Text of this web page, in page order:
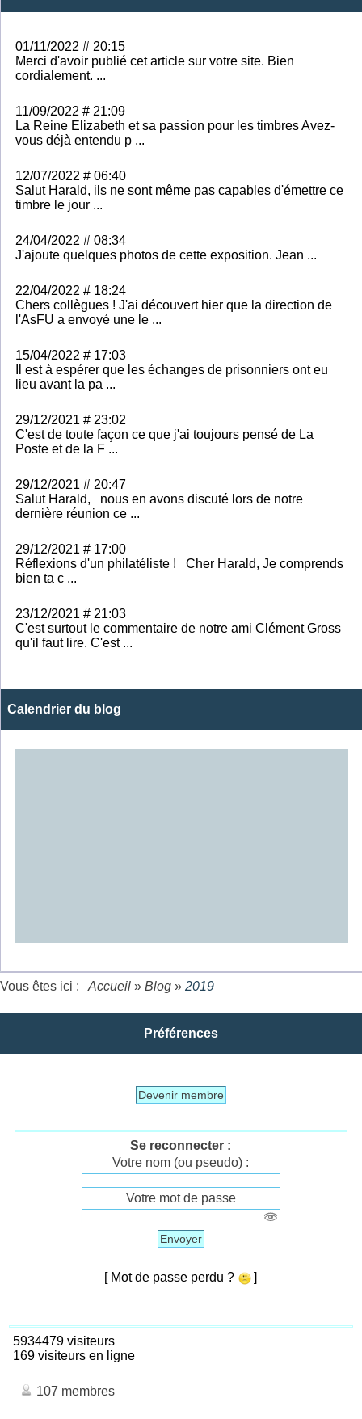
01/11/2022 # 20:15
Merci d'avoir publié cet article sur votre site. Bien
cordialement. ...
11/09/2022 # 21:09
La Reine Elizabeth et sa passion pour les timbres Avez-
vous déjà entendu p ...
12/07/2022 # 06:40
Salut Harald, ils ne sont même pas capables d'émettre ce
timbre le jour ...
24/04/2022 # 08:34
J'ajoute quelques photos de cette exposition. Jean ...
22/04/2022 # 18:24
Chers collègues ! J'ai découvert hier que la direction de
l'AsFU a envoyé une le ...
15/04/2022 # 17:03
Il est à espérer que les échanges de prisonniers ont eu
lieu avant la pa ...
29/12/2021 # 23:02
C'est de toute façon ce que j'ai toujours pensé de La
Poste et de la F ...
29/12/2021 # 20:47
Salut Harald, nous en avons discuté lors de notre
dernière réunion ce ...
29/12/2021 # 17:00
Réflexions d'un philatéliste ! Cher Harald, Je comprends
bien ta c ...
23/12/2021 # 21:03
C'est surtout le commentaire de notre ami Clément Gross
qu'il faut lire. C'est ...
Calendrier du blog
Vous êtes ici : Accueil » Blog » 2019
Préférences
Devenir membre
Se reconnecter :
Votre nom (ou pseudo) :
Votre mot de passe
Envoyer
[ Mot de passe perdu ? ]
5934479 visiteurs
169 visiteurs en ligne
107 membres